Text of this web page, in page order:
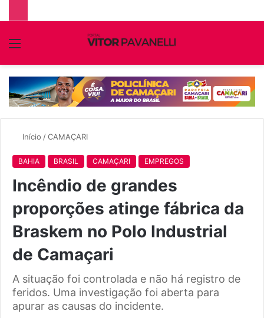
Menu
Início /CAMAÇARI
BAHIA BRASIL CAMAÇARI EMPREGOS
Incêndio de grandes
proporções atinge fábrica da
Braskem no Polo Industrial
de Camaçari
A situação foi controlada e não há registro de
feridos. Uma investigação foi aberta para
apurar as causas do incidente.